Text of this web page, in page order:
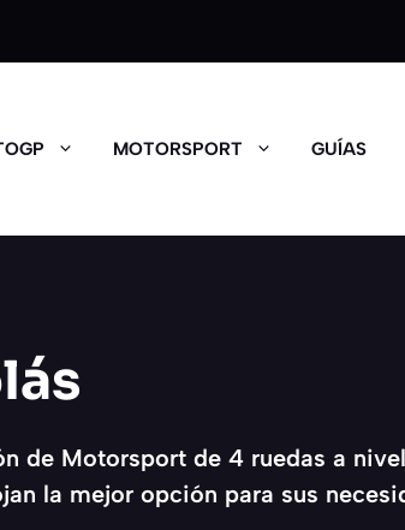
MOTORSPORT GUÍAS
de Motorsport de 4 ruedas a
la mejor opción para sus